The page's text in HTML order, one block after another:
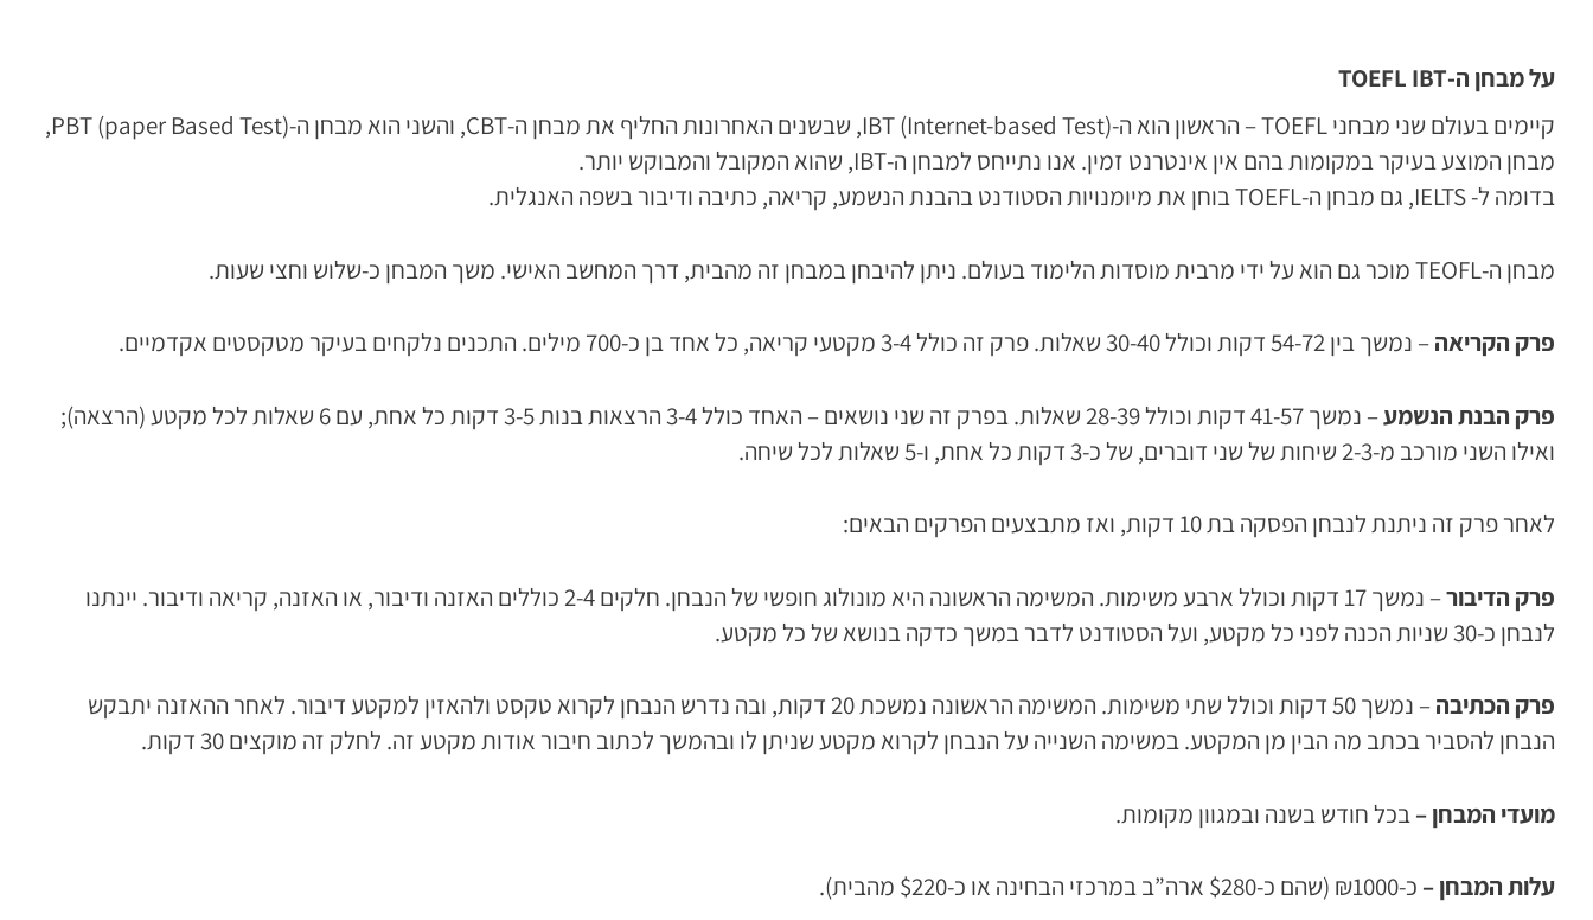
על מבחן ה-TOEFL IBT
קיימים בעולם שני מבחני TOEFL – הראשון הוא ה-IBT (Internet-based Test), שבשנים האחרונות החליף את מבחן ה-CBT, והשני הוא מבחן ה-PBT (paper Based Test),
מבחן המוצע בעיקר במקומות בהם אין אינטרנט זמין. אנו נתייחס למבחן ה-IBT, שהוא המקובל והמבוקש יותר.
בדומה ל- IELTS, גם מבחן ה-TOEFL בוחן את מיומנויות הסטודנט בהבנת הנשמע, קריאה, כתיבה ודיבור בשפה האנגלית.
מבחן ה-TEOFL מוכר גם הוא על ידי מרבית מוסדות הלימוד בעולם. ניתן להיבחן במבחן זה מהבית, דרך המחשב האישי. משך המבחן כ-שלוש וחצי שעות.
פרק הקריאה– נמשך בין 54-72 דקות וכולל 30-40 שאלות. פרק זה כולל 3-4 מקטעי קריאה, כל אחד בן כ-700 מילים. התכנים נלקחים בעיקר מטקסטים אקדמיים.
פרק הבנת הנשמע
– נמשך 41-57 דקות וכולל 28-39 שאלות. בפרק זה שני נושאים – האחד כולל 3-4 הרצאות בנות 3-5 דקות כל אחת, עם 6 שאלות לכל מקטע (הרצאה);
ואילו השני מורכב מ-2-3 שיחות של שני דוברים, של כ-3 דקות כל אחת, ו-5 שאלות לכל שיחה.
לאחר פרק זה ניתנת לנבחן הפסקה בת 10 דקות, ואז מתבצעים הפרקים הבאים:
פרק הדיבור
– נמשך 17 דקות וכולל ארבע משימות. המשימה הראשונה היא מונולוג חופשי של הנבחן. חלקים 2-4 כוללים האזנה ודיבור, או האזנה, קריאה ודיבור. יינתנו
לנבחן כ-30 שניות הכנה לפני כל מקטע, ועל הסטודנט לדבר במשך כדקה בנושא של כל מקטע.
פרק הכתיבה
– נמשך 50 דקות וכולל שתי משימות. המשימה הראשונה נמשכת 20 דקות, ובה נדרש הנבחן לקרוא טקסט ולהאזין למקטע דיבור. לאחר ההאזנה יתבקש
הנבחן להסביר בכתב מה הבין מן המקטע. במשימה השנייה על הנבחן לקרוא מקטע שניתן לו ובהמשך לכתוב חיבור אודות מקטע זה. לחלק זה מוקצים 30 דקות.
מועדי המבחן –בכל חודש בשנה ובמגוון מקומות.
עלות המבחן – כ-₪1000 (שהם כ-$280 ארה”ב במרכזי הבחינה או כ-$220 מהבית).